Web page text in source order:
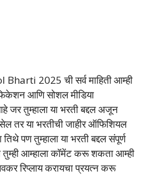
2025 ची सर्व माहिती आम्ही
आणि सोशल मीडिया
जर तुम्हाला या भरती बद्दल अजून
तर या भरतीची जाहीर ऑफिशियल
पण तुम्हाला या भरती बद्दल संपूर्ण
तुम्ही आम्हाला कॉमेंट करू शकता आम्ही
रिप्लाय करायचा प्रयत्न करू